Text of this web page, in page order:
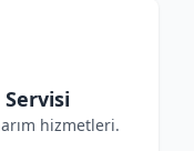
Servisi
hizmetleri.